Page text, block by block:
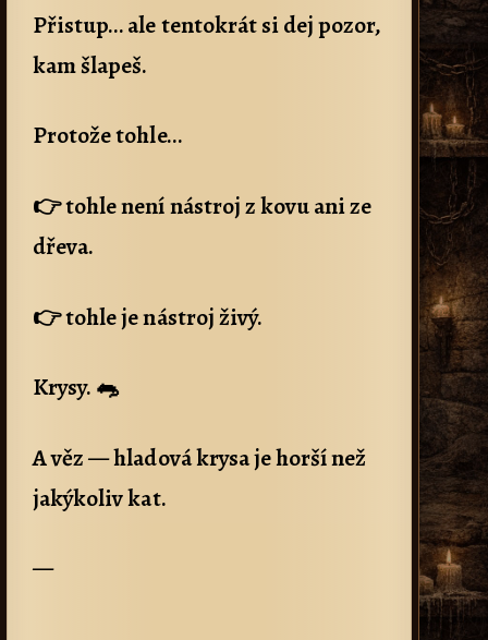
Přistup… ale tentokrát si dej pozor,
kam šlapeš.
Protože tohle…
👉 tohle není nástroj z kovu ani ze
dřeva.
👉 tohle je nástroj živý.
Krysy. 🐀
A věz — hladová krysa je horší než
jakýkoliv kat.
—